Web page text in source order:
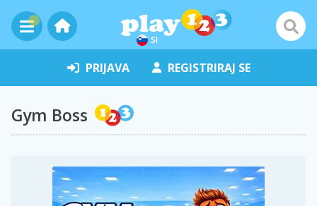
SI
PRIJAVA REGISTRIRAJ SE
Gym Boss